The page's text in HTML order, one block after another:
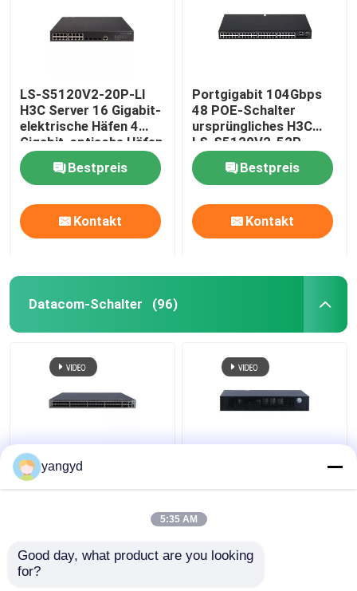
LS-S5120V2-20P-LI
H3C Server 16 Gigabit-
elektrische Häfen 4
Gigabit-optische Häfen
Bestpreis
Kontakt
Portgigabit 104Gbps
48 POE-Schalter
ursprüngliches H3C
LS-S5120V2-52P-
PWR-LI
Bestpreis
Kontakt
Datacom-Schalter (96)
Schalter POE++ 44xGE
SFP 4x10 GE SFP+
CloudEngine S5731-H
Schalter Huawei
CloudEngine S5731-L
yangyd
5:35 AM
Good day, what product are you looking
for?